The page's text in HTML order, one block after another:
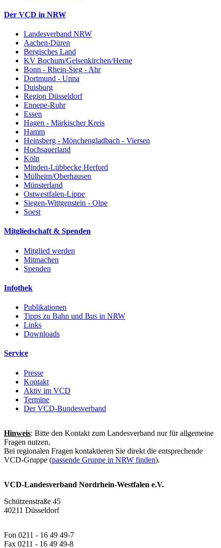
Der VCD in NRW
Landesverband NRW
Aachen-Düren
Bergisches Land
KV Bochum/Gelsenkirchen/Herne
Bonn - Rhein-Sieg - Ahr
Dortmund - Unna
Duisburg
Region Düsseldorf
Ennepe-Ruhr
Essen
Hagen - Märkischer Kreis
Hamm
Heinsberg - Mönchengladbach - Viersen
Hochsauerland
Köln
Minden-Lübbecke Herford
Mülheim/Oberhausen
Münsterland
Ostwestfalen-Lippe
Siegen-Wittgenstein - Olpe
Soest
Mitgliedschaft & Spenden
Mitglied werden
Mitmachen
Spenden
Infothek
Publikationen
Tipps zu Bahn und Bus in NRW
Links
Downloads
Service
Presse
Kontakt
Aktiv im VCD
Termine
Der VCD-Bundesverband
Hinweis: Bitte den Kontakt zum Landesverband nur für allgemeine
Fragen nutzen.
Bei regionalen Fragen kontaktieren Sie direkt die entsprechende
VCD-Gruppe (passende Gruppe in NRW finden).
VCD-Landesverband Nordrhein-Westfalen e.V.
Schützenstraße 45
40211 Düsseldorf
Fon 0211 - 16 49 49-7
Fax 0211 - 16 49 49-8